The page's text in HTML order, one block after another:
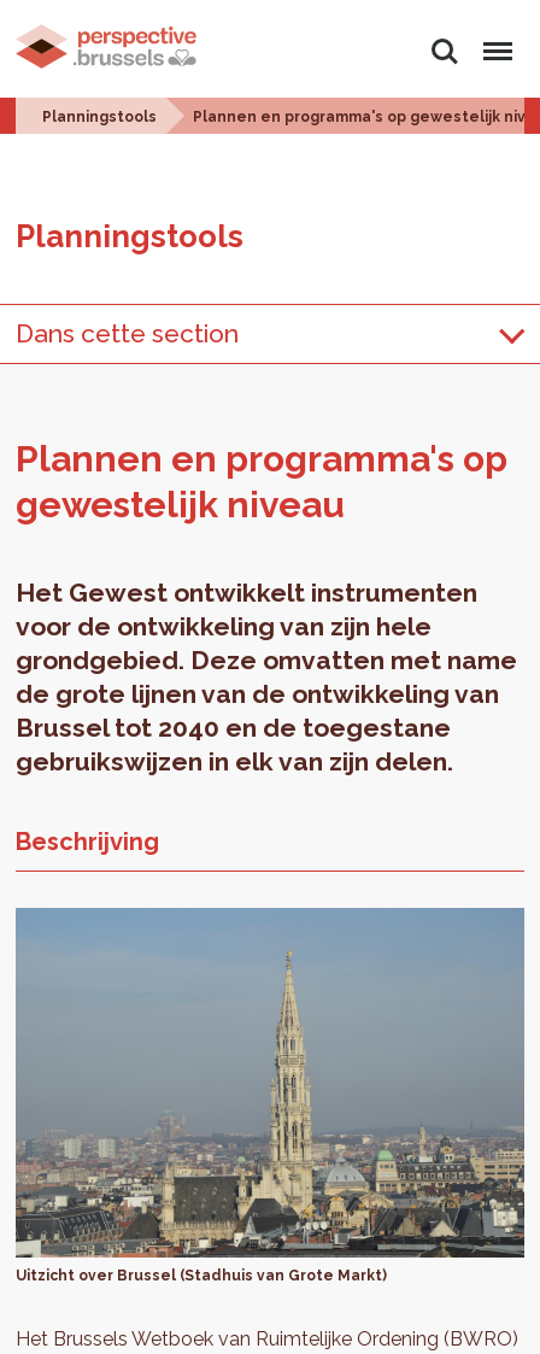
Zoeken Menu
Planningstools Plannen en programma's op gewestelijk
Plan­ningstools
Dans cette section
Plan­nen en pro­gram­ma's op
ge­wes­te­lijk ni­veau
Het Gewest ontwikkelt instrumenten
voor de ontwikkeling van zijn hele
grondgebied. Deze omvatten met name
de grote lijnen van de ontwikkeling van
Brussel tot 2040 en de toegestane
gebruikswijzen in elk van zijn delen.
Beschrijving
Uitzicht over Brussel (Stadhuis van Grote Markt)
Het Brussels Wetboek van Ruimtelijke Ordening (BWRO)